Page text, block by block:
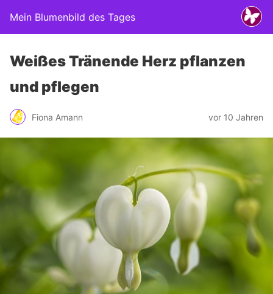
Mein Blumenbild des Tages
Weißes Tränende Herz pflanzen
und pflegen
Fiona Amann vor 10 Jahren